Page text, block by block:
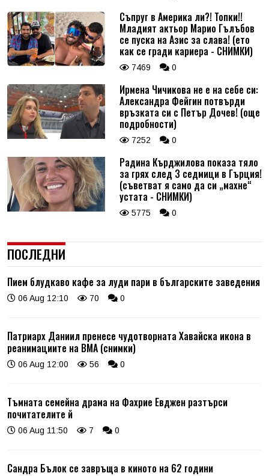
Съпруг в Америка ли?! Топки!!
Младият актьор Марио Гълъбов
се пуска на Азис за слава! (ето
как се гради кариера - СНИМКИ)
7469 0
Ирмена Чичикова не е на себе си:
Александра Фейгин потвърди
връзката си с Петър Дочев! (още
подробности)
7252 0
Радина Кърджилова показа тяло
за грях след 3 седмици в Гърция!
(съветват я само да си „махне“
устата - СНИМКИ)
5775 0
ПОСЛЕДНИ
Пием блудкаво кафе за луди пари в българските заведения
06 Aug 12:10 70 0
Патриарх Даниил пренесе чудотворната Хавайска икона в
реанимациите на ВМА (снимки)
06 Aug 12:00 56 0
Тъмната семейна драма на Фахрие Евджен разтърси
почитателите й
06 Aug 11:50 7 0
Сандра Бълок се завръща в киното на 62 години